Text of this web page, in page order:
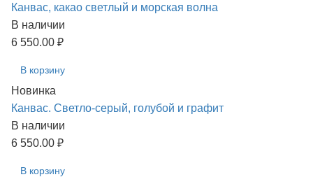
Канвас, какао светлый и морская волна
В наличии
6 550.00 ₽
В корзину
Новинка
Канвас. Светло-серый, голубой и графит
В наличии
6 550.00 ₽
В корзину